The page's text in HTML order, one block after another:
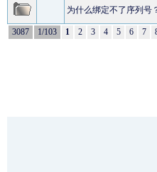
为什么绑定不了序列号
3087 1/103 1 2 3 4 5 6 7